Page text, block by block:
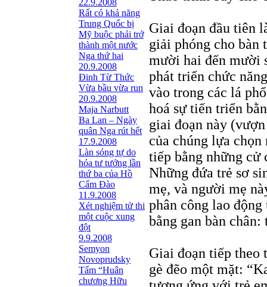
22.9.2008
Rất có khả năng
Trung Quốc bị
Mỹ buộc phải trở
thành một nước
Nga thứ hai
20.9.2008
Đinh Từ Thức
Vừa bầu vừa run
20.9.2008
Maja Narbutt
Ba Lan – Ngày
quân Nga rút hết
17.9.2008
Làn sóng tự do
hóa tư tưởng lần
thứ ba của Hồ
Cẩm Đào
11.9.2008
Xét nghiệm tử thi
một cuộc xung
đột
9.9.2008
Semyon
Novoprudsky
Tấm “Huân
chương Hữu
Giai đoạn đầu tiên
giải phóng cho bàn
mười hai đến mười
phát triển chức
vào trong các lá
hoá sự tiến triển
giai đoạn này
của chúng lựa
tiếp bằng những cử
Những đứa trẻ sơ
mẹ, và người mẹ
phân công lao
bằng gan bàn
Giai đoạn tiếp theo
gè đẽo một mặt: